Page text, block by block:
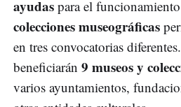
ayudas para el
colecciones museográficas
en tres convocatorias
beneficiarán 9 museos y
varios ayuntamientos,